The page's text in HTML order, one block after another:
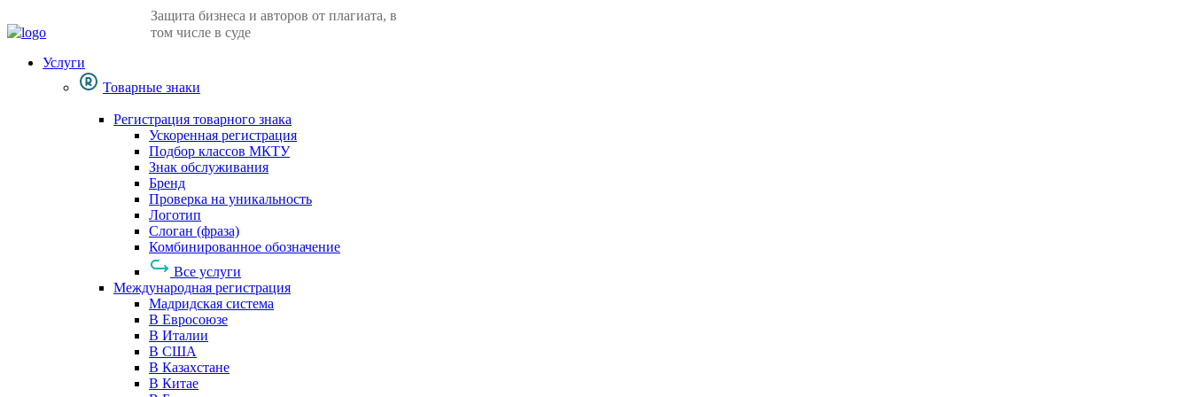
Защита бизнеса и авторов от плагиата, в
том числе в суде
Услуги
Товарные знаки
Регистрация товарного знака
Ускоренная регистрация
Подбор классов МКТУ
Знак обслуживания
Бренд
Проверка на уникальность
Логотип
Слоган (фраза)
Комбинированное обозначение
Все услуги
Международная регистрация
Мадридская система
В Евросоюзе
В Италии
В США
В Казахстане
В Китае